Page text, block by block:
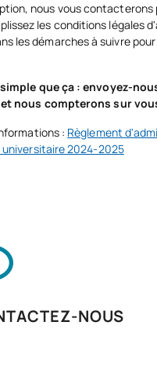
Caractère*
optionnel OP
cours optionnels
Matières
nous vous contacterons
les conditions légales
les démarches à suivre
que ça : envoyez-
nous compterons sur
: Règlement
universitaire 2024-2025
NOUS